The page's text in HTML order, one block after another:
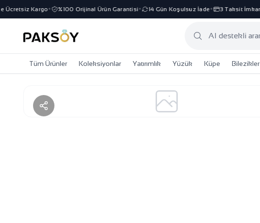
Kargo ✦ %100 Orijinal Ürün Garantisi✦ 14 Gün Koşulsuz İade✦ 3 Taksit İmkanı✦
Tüm Ürünler Koleksiyonlar Yatırımlık Yüzük Küpe Bilezikler